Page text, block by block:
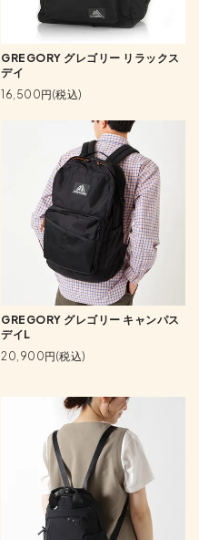
GREGORY グレゴリー リラックス
デイ
16,500円(税込)
GREGORY グレゴリー キャンパス
デイL
20,900円(税込)